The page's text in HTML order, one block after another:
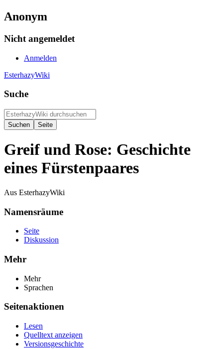
Anonym
Nicht angemeldet
Anmelden
EsterhazyWiki
Suche
Greif und Rose: Geschichte
eines Fürstenpaares
Aus EsterhazyWiki
Namensräume
Seite
Diskussion
Mehr
Mehr
Sprachen
Seitenaktionen
Lesen
Quelltext anzeigen
Versionsgeschichte